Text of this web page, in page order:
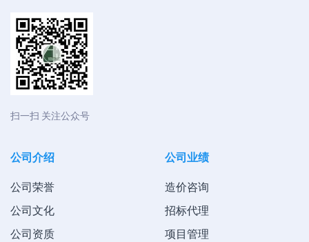
扫一扫 关注公众号
公司介绍
公司荣誉
公司文化
公司资质
公司业绩
造价咨询
招标代理
项目管理